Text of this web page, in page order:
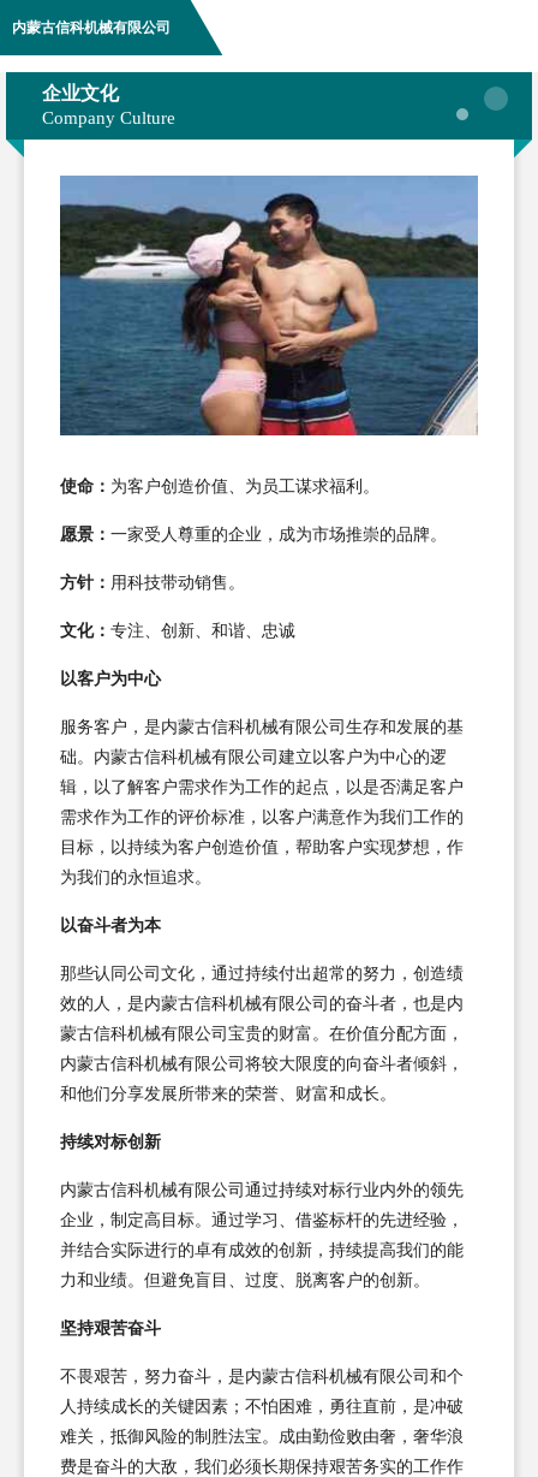
内蒙古信科机械有限公司
企业文化
Company Culture
使命： 为客户创造价值、为员工谋求福利。
愿景： 一家受人尊重的企业，成为市场推崇的品牌。
方针： 用科技带动销售。
文化： 专注、创新、和谐、忠诚
以客户为中心
服务客户，是内蒙古信科机械有限公司生存和发展的基
础。内蒙古信科机械有限公司建立以客户为中心的逻
辑，以了解客户需求作为工作的起点，以是否满足客户
需求作为工作的评价标准，以客户满意作为我们工作的
目标，以持续为客户创造价值，帮助客户实现梦想，作
为我们的永恒追求。
以奋斗者为本
那些认同公司文化，通过持续付出超常的努力，创造绩
效的人，是内蒙古信科机械有限公司的奋斗者，也是内
蒙古信科机械有限公司宝贵的财富。在价值分配方面，
内蒙古信科机械有限公司将较大限度的向奋斗者倾斜，
和他们分享发展所带来的荣誉、财富和成长。
持续对标创新
内蒙古信科机械有限公司通过持续对标行业内外的领先
企业，制定高目标。通过学习、借鉴标杆的先进经验，
并结合实际进行的卓有成效的创新，持续提高我们的能
力和业绩。但避免盲目、过度、脱离客户的创新。
坚持艰苦奋斗
不畏艰苦，努力奋斗，是内蒙古信科机械有限公司和个
人持续成长的关键因素；不怕困难，勇往直前，是冲破
难关，抵御风险的制胜法宝。成由勤俭败由奢，奢华浪
费是奋斗的大敌，我们必须长期保持艰苦务实的工作作